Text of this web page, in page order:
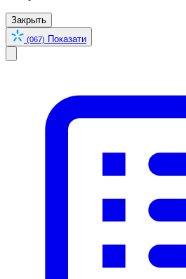
Закрыть
(067) Показати